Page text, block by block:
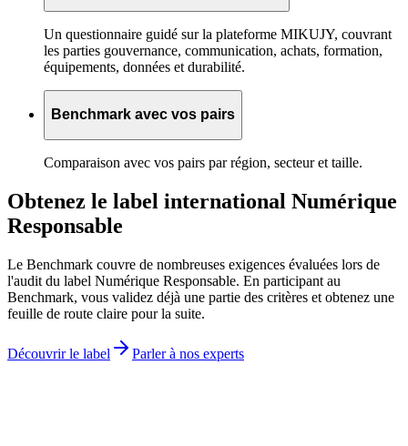
Un questionnaire guidé sur la plateforme MIKUJY, couvrant
les parties gouvernance, communication, achats, formation,
équipements, données et durabilité.
Benchmark avec vos pairs
Comparaison avec vos pairs par région, secteur et taille.
Obtenez le label international Numérique
Responsable
Le Benchmark couvre de nombreuses exigences évaluées lors de
l'audit du label Numérique Responsable. En participant au
Benchmark, vous validez déjà une partie des critères et obtenez une
feuille de route claire pour la suite.
Découvrir le label Parler à nos experts